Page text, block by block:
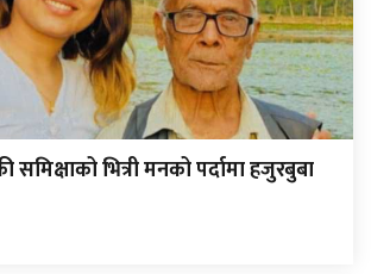
भित्री मनको पर्दामा हजुरबुबा